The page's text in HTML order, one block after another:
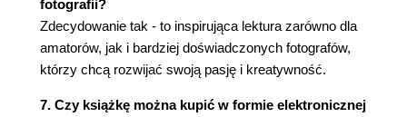
fotografii?
Zdecydowanie tak - to inspirująca lektura zarówno dla
amatorów, jak i bardziej doświadczonych fotografów,
którzy chcą rozwijać swoją pasję i kreatywność.
7. Czy książkę można kupić w formie elektronicznej